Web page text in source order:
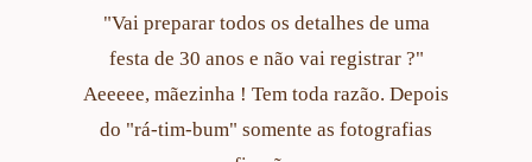
"Vai preparar todos os detalhes de uma
festa de 30 anos e não vai registrar ?"
Aeeeee, mãezinha ! Tem toda razão. Depois
do "rá-tim-bum" somente as fotografias